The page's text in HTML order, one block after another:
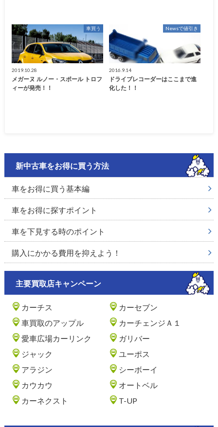
車買う
2019.10.28
メガーヌ ルノー・スポール トロフ
ィーが発売！！
Newsで値引き
2016.9.14
ドライブレコーダーはここまで進
化した！！
新中古車をお得に買う方法
車をお得に買う基本編
車をお得に探すポイント
車を下見する時のポイント
購入にかかる費用を抑えよう！
主要買取店キャンペーン
カーチス
カーセブン
車買取のアップル
カーチェンジＡ１
愛車広場カーリンク
ガリバー
ジャック
ユーポス
アラジン
シーボーイ
カウカウ
オートベル
カーネクスト
T-UP